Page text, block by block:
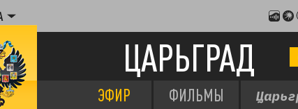
ЦАРЬГРАД
ЭФИР ФИЛЬМЫ